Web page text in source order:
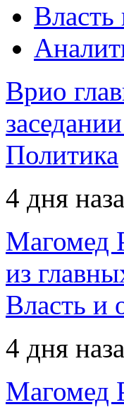
Врио
Политика
4 дня
Магомед
из
Власть и
4 дня
Магомед